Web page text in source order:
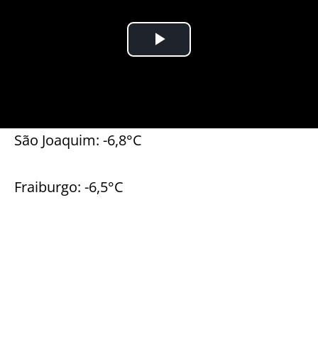
São Joaquim: -6,8°C
Fraiburgo: -6,5°C